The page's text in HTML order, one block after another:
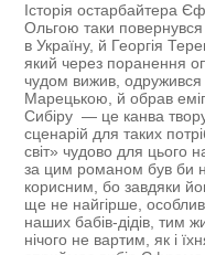
Історія остарбайтера
Ольгою таки повернувся
в Україну, й Георгія
який через поранення
чудом вижив,
Марецькою, й обрав
Сибіру — це канва
сценарій для таких
світ» чудово для цього
за цим романом був би
корисним, бо завдяки
ще не найгірше,
наших бабів-дідів, тим
нічого не вартим, як і